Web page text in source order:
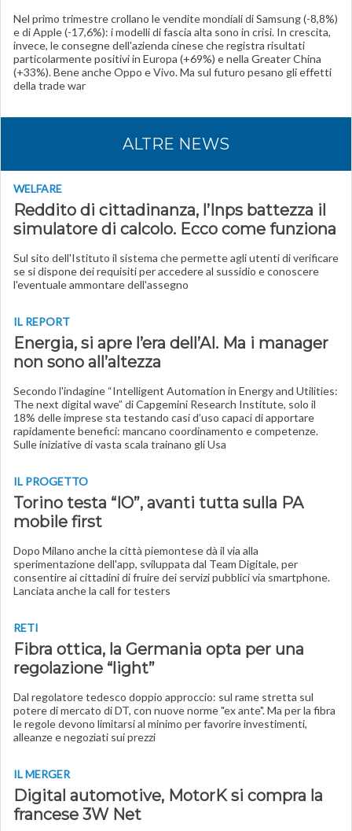
Nel primo trimestre crollano le vendite mondiali di Samsung (-8,8%)
e di Apple (-17,6%): i modelli di fascia alta sono in crisi. In crescita,
invece, le consegne dell'azienda cinese che registra risultati
particolarmente positivi in Europa (+69%) e nella Greater China
(+33%). Bene anche Oppo e Vivo. Ma sul futuro pesano gli effetti
della trade war
ALTRE NEWS
WELFARE
Reddito di cittadinanza, l’Inps battezza il
simulatore di calcolo. Ecco come funziona
Sul sito dell'Istituto il sistema che permette agli utenti di verificare
se si dispone dei requisiti per accedere al sussidio e conoscere
l'eventuale ammontare dell'assegno
IL REPORT
Energia, si apre l’era dell’AI. Ma i manager
non sono all’altezza
Secondo l'indagine “Intelligent Automation in Energy and Utilities:
The next digital wave” di Capgemini Research Institute, solo il
18% delle imprese sta testando casi d’uso capaci di apportare
rapidamente benefici: mancano coordinamento e competenze.
Sulle iniziative di vasta scala trainano gli Usa
IL PROGETTO
Torino testa “IO”, avanti tutta sulla PA
mobile first
Dopo Milano anche la città piemontese dà il via alla
sperimentazione dell'app, sviluppata dal Team Digitale, per
consentire ai cittadini di fruire dei servizi pubblici via smartphone.
Lanciata anche la call for testers
RETI
Fibra ottica, la Germania opta per una
regolazione “light”
Dal regolatore tedesco doppio approccio: sul rame stretta sul
potere di mercato di DT, con nuove norme "ex ante". Ma per la fibra
le regole devono limitarsi al minimo per favorire investimenti,
alleanze e negoziati sui prezzi
IL MERGER
Digital automotive, MotorK si compra la
francese 3W Net